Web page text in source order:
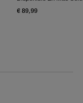
€ 89,99